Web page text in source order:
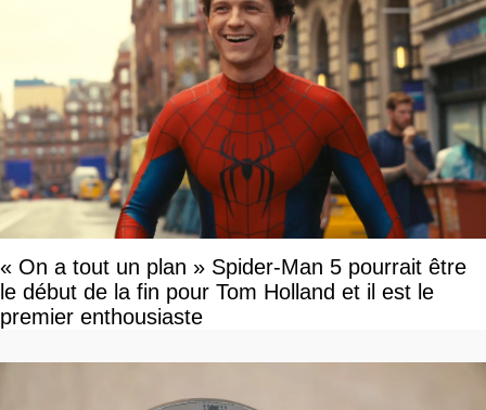
« On a tout un plan » Spider-Man 5 pourrait être
le début de la fin pour Tom Holland et il est le
premier enthousiaste